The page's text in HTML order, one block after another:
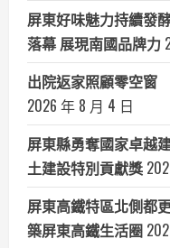
屏東好味魅力持續發
落幕 展現南國品牌力
出院返家照顧零空窗
2026 年 8 月 4 日
屏東縣勇奪國家卓越
土建設特別貢獻獎
屏東高鐵特區北側都
築屏東高鐵生活圈